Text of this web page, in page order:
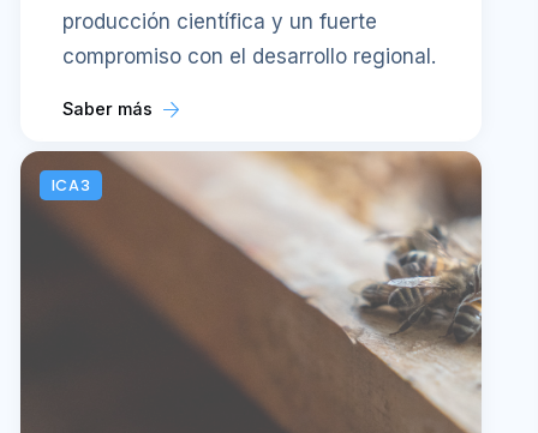
producción científica y un fuerte
compromiso con el desarrollo regional.
Saber más
ICA3